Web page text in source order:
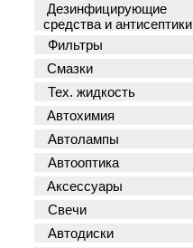
Дезинфицирующие
средства и антисептики
Фильтры
Смазки
Тех. жидкость
Автохимия
Автолампы
Автооптика
Аксессуары
Свечи
Автодиски